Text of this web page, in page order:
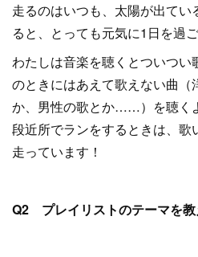
走るのはいつも、太陽が出て
ると、とっても元気に1日を過ご
わたしは音楽を聴くとついつい
のときにはあえて歌えない曲（
か、男性の歌とか……）を聴く
段近所でランをするときは、歌
走っています！
Q2 プレイリストのテーマを教